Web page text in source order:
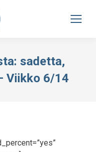
sadetta,
Viikko 6/14